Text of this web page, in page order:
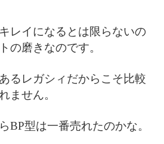
レイになるとは限らないの
の磨きなのです。
るレガシィだからこそ比較
ません。
BP型は一番売れたのかな。